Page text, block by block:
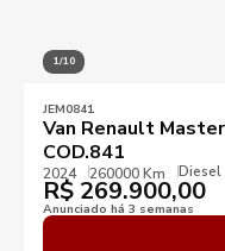
1/10
JEM0841
Van Renault
COD.841
2024 260000 Km Diesel
R$ 269.900,00
Anunciado há 3 semanas